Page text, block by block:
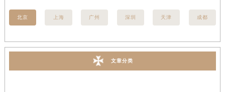
北京 上海 广州 深圳 天津 成都
文章分类